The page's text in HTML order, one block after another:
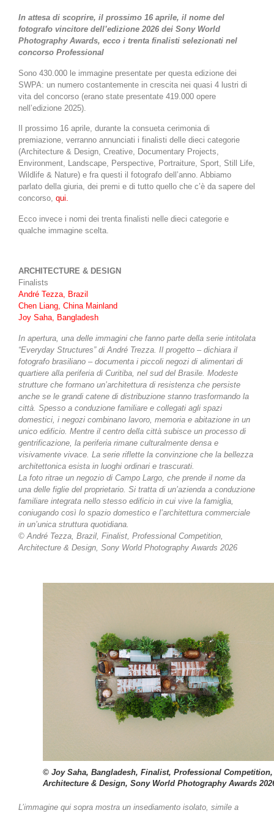
In attesa di scoprire, il prossimo 16 aprile, il nome del
fotografo vincitore dell’edizione 2026 dei Sony World
Photography Awards, ecco i trenta finalisti selezionati nel
concorso Professional
Sono 430.000 le immagine presentate per questa edizione dei
SWPA: un numero costantemente in crescita nei quasi 4 lustri di
vita del concorso (erano state presentate 419.000 opere
nell’edizione 2025).
Il prossimo 16 aprile, durante la consueta cerimonia di
premiazione, verranno annunciati i finalisti delle dieci categorie
(Architecture & Design, Creative, Documentary Projects,
Environment, Landscape, Perspective, Portraiture, Sport, Still Life,
Wildlife & Nature) e fra questi il fotografo dell’anno. Abbiamo
parlato della giuria, dei premi e di tutto quello che c’è da sapere del
concorso, qui.
Ecco invece i nomi dei trenta finalisti nelle dieci categorie e
qualche immagine scelta.
ARCHITECTURE & DESIGN
Finalists
André Tezza, Brazil
Chen Liang, China Mainland
Joy Saha, Bangladesh
In apertura, una delle immagini che fanno parte della serie intitolata
“Everyday Structures” di André Trezza. Il progetto – dichiara il
fotografo brasiliano – documenta i piccoli negozi di alimentari di
quartiere alla periferia di Curitiba, nel sud del Brasile. Modeste
strutture che formano un’architettura di resistenza che persiste
anche se le grandi catene di distribuzione stanno trasformando la
città. Spesso a conduzione familiare e collegati agli spazi
domestici, i negozi combinano lavoro, memoria e abitazione in un
unico edificio. Mentre il centro della città subisce un processo di
gentrificazione, la periferia rimane culturalmente densa e
visivamente vivace. La serie riflette la convinzione che la bellezza
architettonica esista in luoghi ordinari e trascurati.
La foto ritrae un negozio di Campo Largo, che prende il nome da
una delle figlie del proprietario. Si tratta di un’azienda a conduzione
familiare integrata nello stesso edificio in cui vive la famiglia,
coniugando così lo spazio domestico e l’architettura commerciale
in un’unica struttura quotidiana.
© André Tezza, Brazil, Finalist, Professional Competition,
Architecture & Design, Sony World Photography Awards 2026
© Joy Saha, Bangladesh, Finalist, Professional Competition,
Architecture & Design, Sony World Photography Awards
L’immagine qui sopra mostra un insediamento isolato, simile a